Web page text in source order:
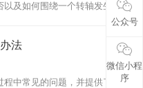
及如何围绕一个转轴发生旋转
法
中常见的问题，并提供了解决
公众号
微信小程
序